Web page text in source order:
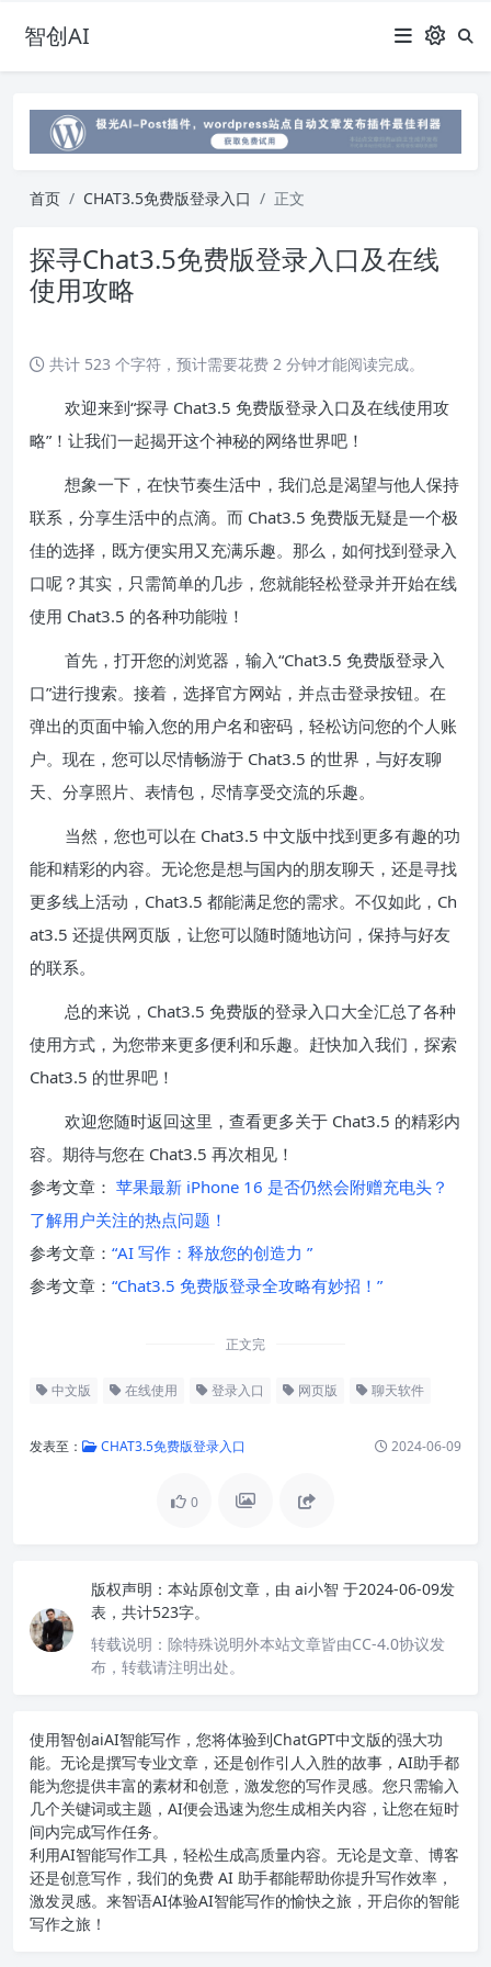
智创AI
首页 CHAT3.5免费版登录入口 正文
探寻Chat3.5免费版登录入口及在线
使用攻略
共计 523 个字符，预计需要花费 2 分钟才能阅读完成。
欢迎来到“探寻 Chat3.5 免费版登录入口及在线使用攻
略”！让我们一起揭开这个神秘的网络世界吧！
想象一下，在快节奏生活中，我们总是渴望与他人保持
联系，分享生活中的点滴。而 Chat3.5 免费版无疑是一个极
佳的选择，既方便实用又充满乐趣。那么，如何找到登录入
口呢？其实，只需简单的几步，您就能轻松登录并开始在线
使用 Chat3.5 的各种功能啦！
首先，打开您的浏览器，输入“Chat3.5 免费版登录入
口”进行搜索。接着，选择官方网站，并点击登录按钮。在
弹出的页面中输入您的用户名和密码，轻松访问您的个人账
户。现在，您可以尽情畅游于 Chat3.5 的世界，与好友聊
天、分享照片、表情包，尽情享受交流的乐趣。
当然，您也可以在 Chat3.5 中文版中找到更多有趣的功
能和精彩的内容。无论您是想与国内的朋友聊天，还是寻找
更多线上活动，Chat3.5 都能满足您的需求。不仅如此，Ch
at3.5 还提供网页版，让您可以随时随地访问，保持与好友
的联系。
总的来说，Chat3.5 免费版的登录入口大全汇总了各种
使用方式，为您带来更多便利和乐趣。赶快加入我们，探索
Chat3.5 的世界吧！
欢迎您随时返回这里，查看更多关于 Chat3.5 的精彩内
容。期待与您在 Chat3.5 再次相见！
参考文章： 苹果最新 iPhone 16 是否仍然会附赠充电头？
了解用户关注的热点问题！
参考文章： “AI 写作：释放您的创造力 ”
参考文章： “Chat3.5 免费版登录全攻略有妙招！”
正文完
中文版 在线使用 登录入口 网页版 聊天软件
发表至： CHAT3.5免费版登录入口 2024-06-09
0
版权声明： 本站原创文章，由 ai小智 于2024-06-09发
表，共计523字。
转载说明： 除特殊说明外本站文章皆由CC-4.0协议发
布，转载请注明出处。
使用智创aiAI智能写作 ，您将体验到ChatGPT中文版的强大功
能。无论是撰写专业文章，还是创作引人入胜的故事，AI助手都
能为您提供丰富的素材和创意，激发您的写作灵感。您只需输入
几个关键词或主题，AI便会迅速为您生成相关内容，让您在短时
间内完成写作任务。
利用AI智能写作工具，轻松生成高质量内容。无论是文章、博客
还是创意写作，我们的免费 AI 助手都能帮助你提升写作效率，
激发灵感。来智语AI体验AI智能写作的愉快之旅，开启你的智能
写作之旅！